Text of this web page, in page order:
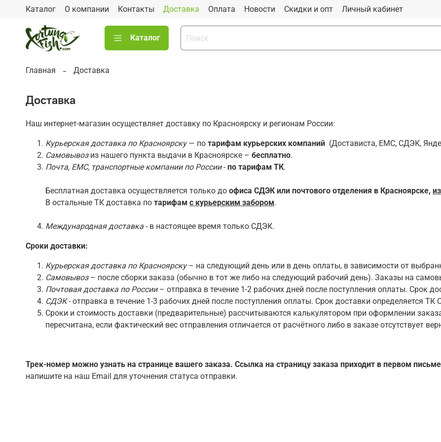
Каталог О компании Контакты Доставка Оплата Новости Скидки и опт Личный кабинет
Каталог
Главная Доставка
Доставка
Наш интернет-магазин осуществляет доставку по Красноярску и регионам России:
Курьерская доставка по Красноярску— по тарифам курьерских компаний (Достависта, ЕМС, СДЭК,
Самовывозиз нашего пункта выдачи в Красноярске – бесплатно.
Почта, ЕМС, транспортные компании по России- по тарифам ТК.
Бесплатная доставка осуществляется только до офиса СДЭК или почтового отделения в Красноярске,
В остальные ТК доставка по тарифам с курьерским забором.
Международная доставка - в настоящее время только СДЭК.
Сроки доставки:
Курьерская доставка по Красноярску– на следующий день или в день оплаты, в зависимости от
Самовывоз – после сборки заказа (обычно в тот же либо на следующий рабочий день). Заказы на
Почтовая доставка по России– отправка в течение 1-2 рабочих дней после поступления оплаты. Срок
СДЭК- отправка в течение 1-3 рабочих дней после поступления оплаты. Срок доставки определяется ТК
Сроки и стоимость доставки (предварительные) рассчитываются калькулятором при оформлении
пересчитана, если фактический вес отправления отличается от расчётного либо в заказе отсутствует
Трек-номер можно узнать на странице вашего заказа. Ссылка на страницу заказа приходит в первом
напишите на наш Email для уточнения статуса отправки.